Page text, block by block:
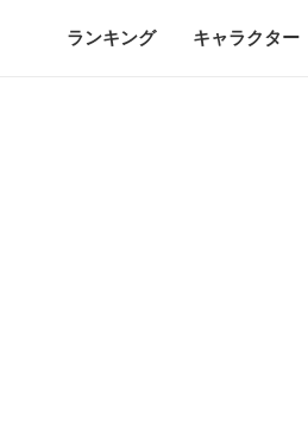
ランキング キャラクター